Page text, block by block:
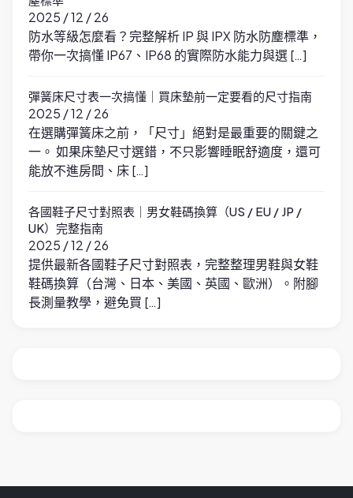
2025 / 12 / 26
防水等級怎麼看？完整解析 IP 與 IPX 防水防塵標準，
帶你一次搞懂 IP67、IP68 的實際防水能力與選 […]
彈簧床尺寸表一次搞懂｜買床墊前一定要看的尺寸指南
2025 / 12 / 26
在選購彈簧床之前，「尺寸」絕對是最重要的關鍵之
一。 如果床墊尺寸選錯，不只影響睡眠舒適度，還可
能放不進房間、床 […]
各國鞋子尺寸對照表｜男女鞋碼換算（US / EU / JP /
UK）完整指南
2025 / 12 / 26
提供最新各國鞋子尺寸對照表，完整整理男鞋與女鞋
鞋碼換算（台灣、日本、美國、英國、歐洲）。附腳
長測量教學，避免買 […]